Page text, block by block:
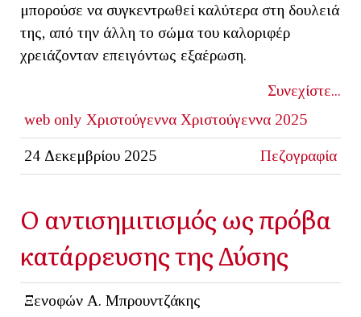
μπορούσε να συγκεντρωθεί καλύτερα στη δουλειά
της, από την άλλη το σώμα του καλοριφέρ
χρειάζονταν επειγόντως εξαέρωση.
Συνεχίστε...
web only Χριστούγεννα Χριστούγεννα 2025
24 Δεκεμβρίου 2025 Πεζογραφία
Ο αντισημιτισμός ως πρόβα
κατάρρευσης της Δύσης
Ξενοφών Α. Μπρουντζάκης